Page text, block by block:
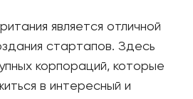
является отличной
стартапов. Здесь
корпораций, которые
в интересный и